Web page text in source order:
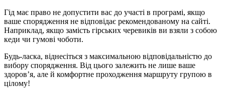
Гід має право не допустити вас до участі в програмі, якщо
ваше спорядження не відповідає рекомендованому на сайті.
Наприклад, якщо замість гірських черевиків ви взяли з собою
кеди чи гумові чоботи.
Будь-ласка, віднесіться з максимальною відповідальністю до
вибору спорядження. Від цього залежить не лише ваше
здоров’я, але й комфортне проходження маршруту групою в
цілому!